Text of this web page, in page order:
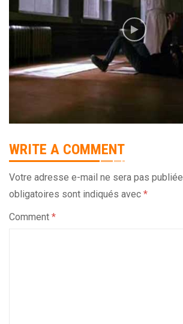
WRITE A COMMENT
Votre adresse e-mail ne sera pas publiée.
obligatoires sont indiqués avec *
Comment *